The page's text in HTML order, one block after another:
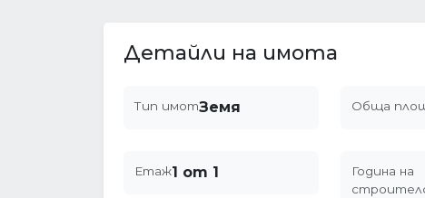
Детайли на имота
Тип имотЗемя Обща
Етаж1 от 1
Година на